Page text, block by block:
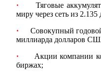
·
Тяговые
миру через сеть из
·
Совокупный
миллиарда долларов
·
Акции компании
биржах;